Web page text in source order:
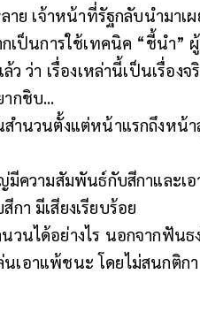
ย เจ้าหน้าที่รัฐกลับนำมาเผ
เป็นการใช้เทคนิค “ชี้นำ”
ว่า เรื่องเหล่านี้เป็นเรื่องจ
กชิบ...
สำนวนตั้งแต่หน้าแรกถึงหน้
ความสัมพันธ์กับสีกาและเอ
า มีเสียงเรียบร้อย
วนได้อย่างไร นอกจากฟันธ
นเอาแพ้ชนะ โดยไม่สนกติกา